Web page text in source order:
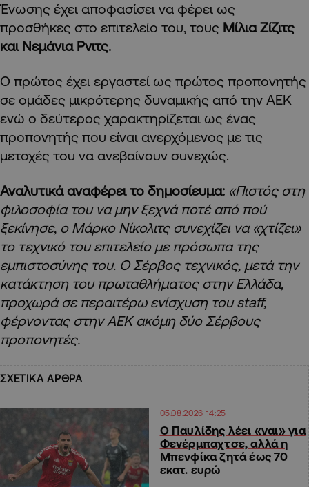
Ένωσης έχει αποφασίσει να φέρει ως
προσθήκες στο επιτελείο του, τους Μίλια Ζίζιτς
και Νεμάνια Ρνιτς.
Ο πρώτος έχει εργαστεί ως πρώτος προπονητής
σε ομάδες μικρότερης δυναμικής από την ΑΕΚ
ενώ ο δεύτερος χαρακτηρίζεται ως ένας
προπονητής που είναι ανερχόμενος με τις
μετοχές του να ανεβαίνουν συνεχώς.
Αναλυτικά αναφέρει το δημοσίευμα: «Πιστός στη
φιλοσοφία του να μην ξεχνά ποτέ από πού
ξεκίνησε, ο Μάρκο Νίκολιτς συνεχίζει να «χτίζει»
το τεχνικό του επιτελείο με πρόσωπα της
εμπιστοσύνης του. Ο Σέρβος τεχνικός, μετά την
κατάκτηση του πρωταθλήματος στην Ελλάδα,
προχωρά σε περαιτέρω ενίσχυση του staff,
φέρνοντας στην ΑΕΚ ακόμη δύο Σέρβους
προπονητές.
ΣΧΕΤΙΚΑ ΑΡΘΡΑ
05.08.2026 14:25
Ο Παυλίδης λέει «ναι» για
Φενέρμπαχτσε, αλλά η
Μπενφίκα ζητά έως 70
εκατ. ευρώ